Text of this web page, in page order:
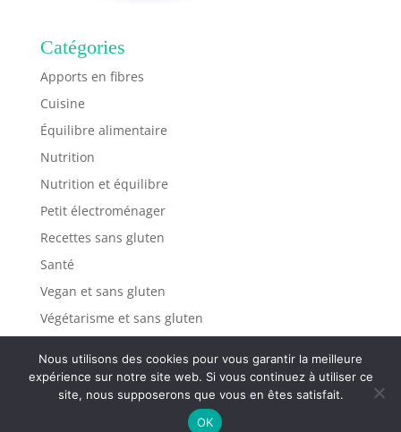
Catégories
Apports en fibres
Cuisine
Équilibre alimentaire
Nutrition
Nutrition et équilibre
Petit électroménager
Recettes sans gluten
Santé
Vegan et sans gluten
Végétarisme et sans gluten
Tous droits réservés |Mentions Légales-Politique
- Plan de site
Nous utilisons des cookies pour vous garantir la meilleure
expérience sur notre site web. Si vous continuez à utiliser ce
site, nous supposerons que vous en êtes satisfait.
OK